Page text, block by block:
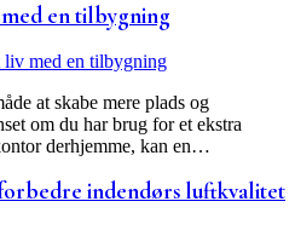
en tilbygning
at skabe mere plads og
om du har brug for et ekstra
derhjemme, kan en…
indendørs luftkvalitet